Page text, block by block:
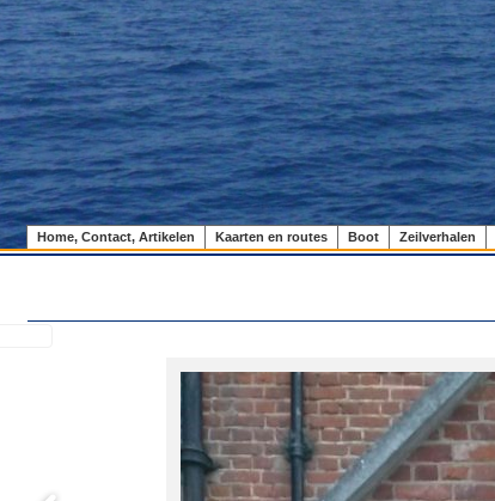
Home, Contact, Artikelen Kaarten en routes Boot Zeilverhalen